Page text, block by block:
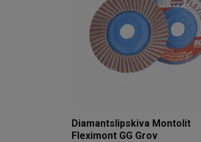
Diamantslipskiva Montolit
Fleximont GG Grov